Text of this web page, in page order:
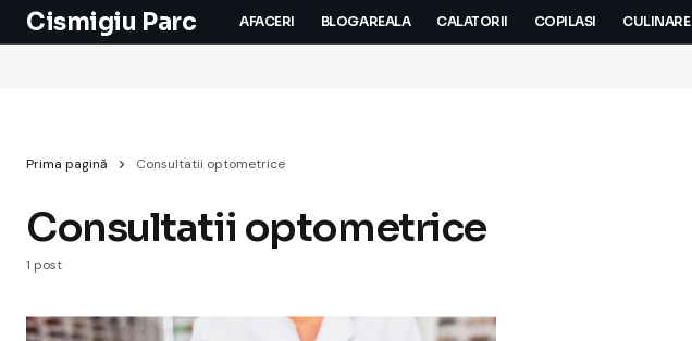
Cismigiu Parc AFACERI BLOGAREALA CALATORII COPILASI CULINARE
Prima pagină Consultatii optometrice
Consultatii optometrice
1 post